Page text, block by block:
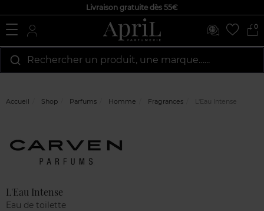
Livraison gratuite dès 55€
0
Rechercher un produit, une marque…...
Accueil Shop Parfums Homme Fragrances L'Eau Intense
L'Eau Intense
Eau de toilette